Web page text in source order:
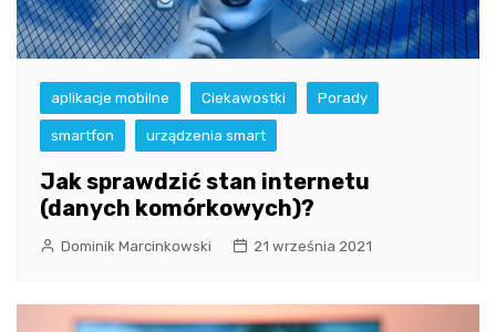
aplikacje mobilne Ciekawostki Porady
smartfon urządzenia smart
Jak sprawdzić stan internetu
(danych komórkowych)?
Dominik Marcinkowski 21 września 2021